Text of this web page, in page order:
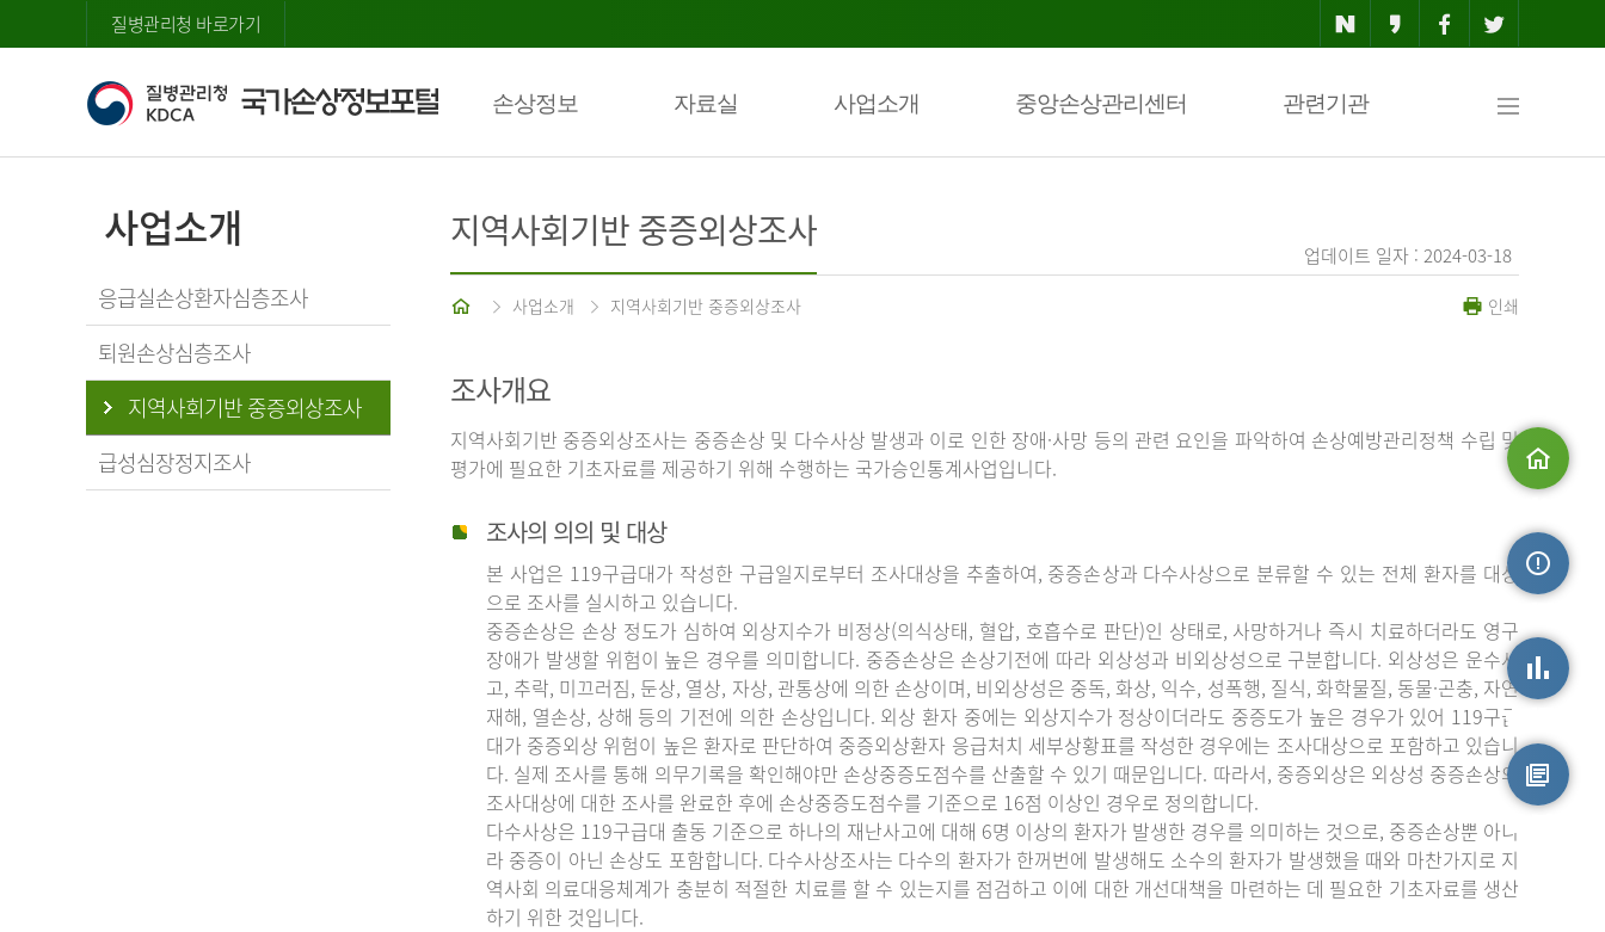
질병관리청 바로가기
손상정보 자료실 사업소개 중앙손상관리센터 관련기관
맵
사업소개
응급실손상환자심층조사
퇴원손상심층조사
지역사회기반 중증외상조사
급성심장정지조사
업데이트 일자 : 2024-03-18
지역사회기반 중증외상조사
홈 사업소개 지역사회기반 중증외상조사 인쇄
조사개요
지역사회기반 중증외상조사는 중증손상 및 다수사상 발생과 이로 인한 장애·사망 등의 관련 요인을 파악하여 손상예방관리정책 수립 및
평가에 필요한 기초자료를 제공하기 위해 수행하는 국가승인통계사업입니다.
조사의 의의 및 대상
본 사업은 119구급대가 작성한 구급일지로부터 조사대상을 추출하여, 중증손상과 다수사상으로 분류할 수 있는 전체 환자를 대상
으로 조사를 실시하고 있습니다.
중증손상은 손상 정도가 심하여 외상지수가 비정상(의식상태, 혈압, 호흡수로 판단)인 상태로, 사망하거나 즉시 치료하더라도 영구
장애가 발생할 위험이 높은 경우를 의미합니다. 중증손상은 손상기전에 따라 외상성과 비외상성으로 구분합니다. 외상성은 운수사
고, 추락, 미끄러짐, 둔상, 열상, 자상, 관통상에 의한 손상이며, 비외상성은 중독, 화상, 익수, 성폭행, 질식, 화학물질, 동물·곤충, 자연
재해, 열손상, 상해 등의 기전에 의한 손상입니다. 외상 환자 중에는 외상지수가 정상이더라도 중증도가 높은 경우가 있어 119구급
대가 중증외상 위험이 높은 환자로 판단하여 중증외상환자 응급처치 세부상황표를 작성한 경우에는 조사대상으로 포함하고 있습니
다. 실제 조사를 통해 의무기록을 확인해야만 손상중증도점수를 산출할 수 있기 때문입니다. 따라서, 중증외상은 외상성 중증손상의
조사대상에 대한 조사를 완료한 후에 손상중증도점수를 기준으로 16점 이상인 경우로 정의합니다.
다수사상은 119구급대 출동 기준으로 하나의 재난사고에 대해 6명 이상의 환자가 발생한 경우를 의미하는 것으로, 중증손상뿐 아니
라 중증이 아닌 손상도 포함합니다. 다수사상조사는 다수의 환자가 한꺼번에 발생해도 소수의 환자가 발생했을 때와 마찬가지로 지
역사회 의료대응체계가 충분히 적절한 치료를 할 수 있는지를 점검하고 이에 대한 개선대책을 마련하는 데 필요한 기초자료를 생산
하기 위한 것입니다.
손상통계